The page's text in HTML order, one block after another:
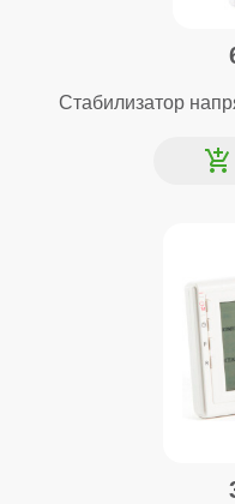
Стабилизатор